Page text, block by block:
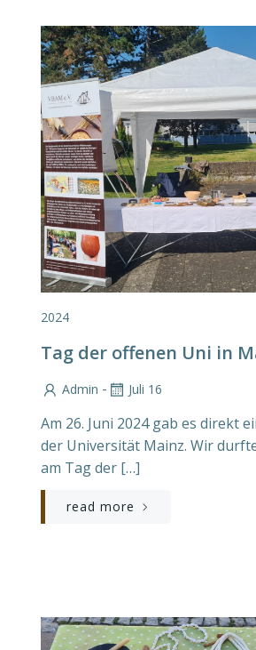
2024
Tag der offenen Uni in
Admin - Juli 16
Am 26. Juni 2024 gab es direkt
der Universität Mainz. Wir
am Tag der […]
read more